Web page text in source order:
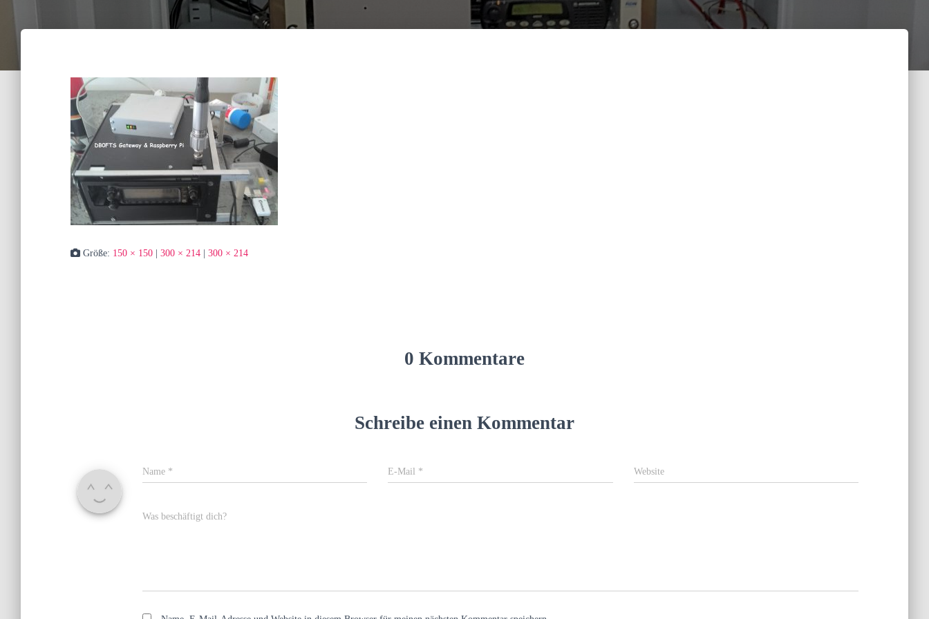
Größe: 150 × 150 300 × 214 300 × 214
0 Kommentare
Schreibe einen Kommentar
Name * E-Mail * Website
Was beschäftigt dich?